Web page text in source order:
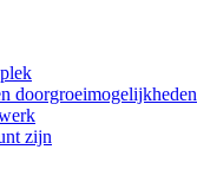
doorgroeimogelijkheden
zijn